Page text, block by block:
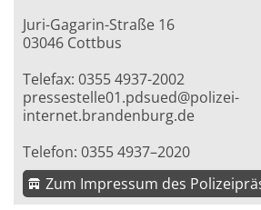
Juri-Gagarin-Straße 16
03046 Cottbus
Telefax: 0355 4937-2002
pressestelle01.pdsued@polizei-
internet.brandenburg.de
Telefon: 0355 4937–2020
Zum Impressum des